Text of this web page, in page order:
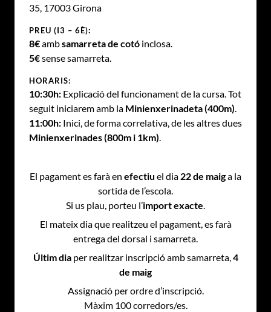
35, 17003 Girona
PREU (I3 – 6È):
8€ambsamarreta de cotó inclosa.
5€sense samarreta.
HORARIS:
10:30h: Explicació del funcionament de la cursa. Tot
seguit iniciarem amb la Minienxerinadeta (400m).
11:00h: Inici, de forma correlativa, de les altres dues
Minienxerinades (800m i 1km).
El pagament es farà en efectiu el dia 22 de maiga la
sortida de l’escola.
Si us plau, porteu l’import exacte.
El mateix dia que realitzeu el pagament, es farà
entrega del dorsal i samarreta.
Últim diaper realitzar inscripció amb samarreta,4
de maig
Assignació per ordre d’inscripció.
Màxim 100 corredors/es.